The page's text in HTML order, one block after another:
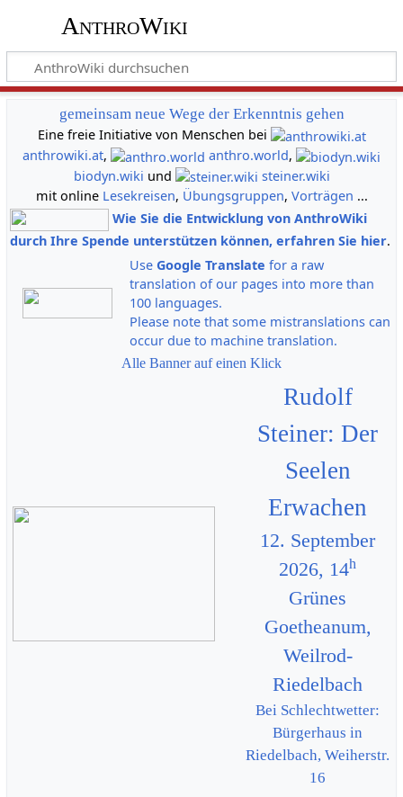
AnthroWiki
gemeinsam neue Wege der Erkenntnis gehen
Eine freie Initiative von Menschen bei
anthrowiki.at, anthro.world,
biodyn.wiki und
steiner.wiki
mit online Lesekreisen, Übungsgruppen, Vorträgen ...
Wie Sie die Entwicklung von AnthroWiki
durch Ihre Spende unterstützen können, erfahren Sie hier.
Use Google Translate for a raw
translation of our pages into more than
100 languages.
Please note that some mistranslations can
occur due to machine translation.
Alle Banner auf einen Klick
Rudolf
Steiner: Der
Seelen
Erwachen
12. September
2026, 14h
Grünes
Goetheanum,
Weilrod-
Riedelbach
Bei Schlechtwetter:
Bürgerhaus in
Riedelbach, Weiherstr.
16